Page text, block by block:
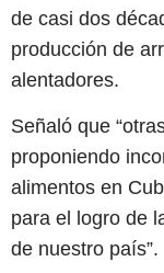
de casi dos
producción de
alentadores.
Señaló que
proponiendo
alimentos en
para el logro de
de nuestro país”.